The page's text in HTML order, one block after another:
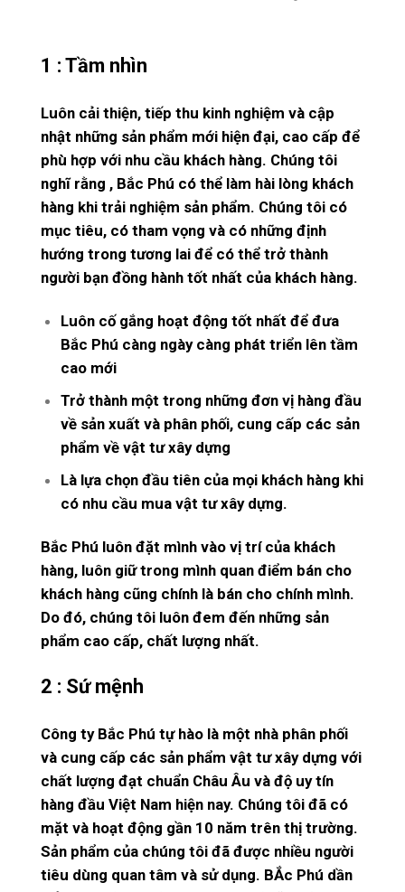
1 : Tầm nhìn
Luôn cải thiện, tiếp thu kinh nghiệm và cập
nhật những sản phẩm mới hiện đại, cao cấp để
phù hợp với nhu cầu khách hàng. Chúng tôi
nghĩ rằng , Bắc Phú có thể làm hài lòng khách
hàng khi trải nghiệm sản phẩm. Chúng tôi có
mục tiêu, có tham vọng và có những định
hướng trong tương lai để có thể trở thành
người bạn đồng hành tốt nhất của khách hàng.
Luôn cố gắng hoạt động tốt nhất để đưa
Bắc Phú càng ngày càng phát triển lên tầm
cao mới
Trở thành một trong những đơn vị hàng đầu
về sản xuất và phân phối, cung cấp các sản
phẩm về vật tư xây dựng
Là lựa chọn đầu tiên của mọi khách hàng khi
có nhu cầu mua vật tư xây dựng.
Bắc Phú luôn đặt mình vào vị trí của khách
hàng, luôn giữ trong mình quan điểm bán cho
khách hàng cũng chính là bán cho chính mình.
Do đó, chúng tôi luôn đem đến những sản
phẩm cao cấp, chất lượng nhất.
2 : Sứ mệnh
Công ty Bắc Phú tự hào là một nhà phân phối
và cung cấp các sản phẩm vật tư xây dựng với
chất lượng đạt chuẩn Châu Âu và độ uy tín
hàng đầu Việt Nam hiện nay. Chúng tôi đã có
mặt và hoạt động gần 10 năm trên thị trường.
Sản phẩm của chúng tôi đã được nhiều người
tiêu dùng quan tâm và sử dụng. BẮc Phú dần